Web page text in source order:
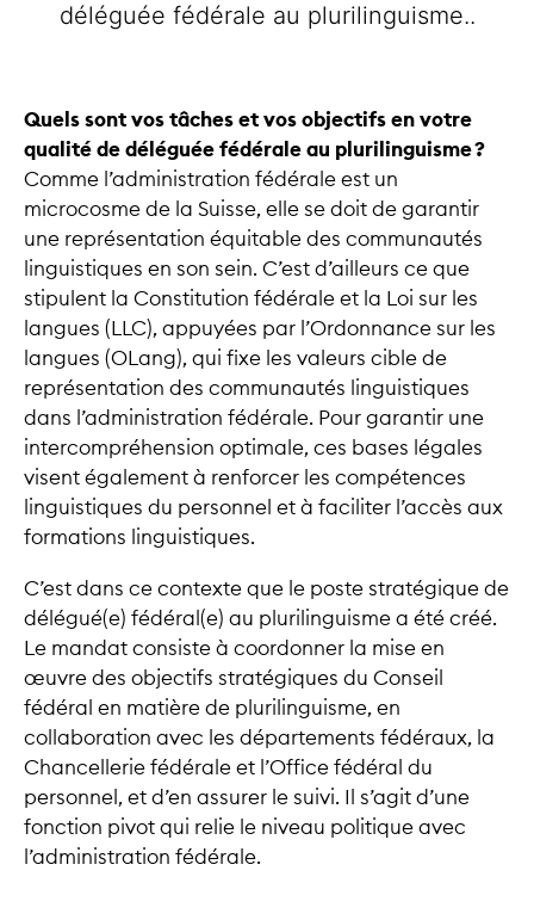
déléguée fédérale au plurilinguisme..
Quels sont vos tâches et vos objectifs en votre
qualité de déléguée fédérale au plurilinguisme ?
Comme l’administration fédérale est un
microcosme de la Suisse, elle se doit de garantir
une représentation équitable des communautés
linguistiques en son sein. C’est d’ailleurs ce que
stipulent la Constitution fédérale et la Loi sur les
langues (LLC), appuyées par l’Ordonnance sur les
langues (OLang), qui fixe les valeurs cible de
représentation des communautés linguistiques
dans l’administration fédérale. Pour garantir une
intercompréhension optimale, ces bases légales
visent également à renforcer les compétences
linguistiques du personnel et à faciliter l’accès aux
formations linguistiques.
C’est dans ce contexte que le poste stratégique de
délégué(e) fédéral(e) au plurilinguisme a été créé.
Le mandat consiste à coordonner la mise en
œuvre des objectifs stratégiques du Conseil
fédéral en matière de plurilinguisme, en
collaboration avec les départements fédéraux, la
Chancellerie fédérale et l’Office fédéral du
personnel, et d’en assurer le suivi. Il s’agit d’une
fonction pivot qui relie le niveau politique avec
l’administration fédérale.